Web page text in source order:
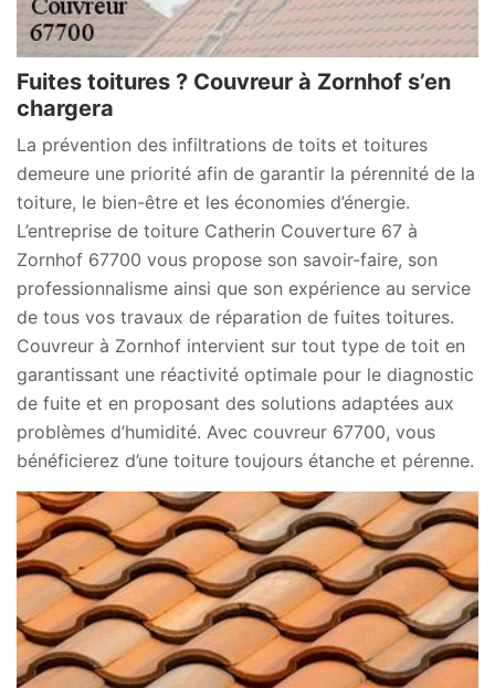
Fuites toitures ? Couvreur à Zornhof s’en
chargera
La prévention des infiltrations de toits et toitures
demeure une priorité afin de garantir la pérennité de la
toiture, le bien-être et les économies d’énergie.
L’entreprise de toiture Catherin Couverture 67 à
Zornhof 67700 vous propose son savoir-faire, son
professionnalisme ainsi que son expérience au service
de tous vos travaux de réparation de fuites toitures.
Couvreur à Zornhof intervient sur tout type de toit en
garantissant une réactivité optimale pour le diagnostic
de fuite et en proposant des solutions adaptées aux
problèmes d’humidité. Avec couvreur 67700, vous
bénéficierez d’une toiture toujours étanche et pérenne.